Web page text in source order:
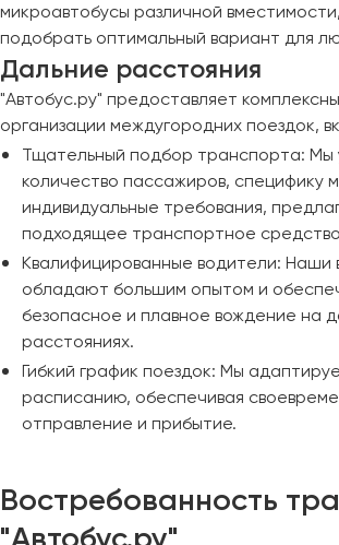
микроавтобусы различной
подобрать оптимальный вариант для
Дальние расстояния
"Автобус.ру" предоставляет
организации междугородних поездок,
Тщательный подбор транспорта: Мы
количество пассажиров, специфику
индивидуальные требования,
подходящее транспортное
Квалифицированные водители: Наши
обладают большим опытом и
безопасное и плавное вождение на
расстояниях.
Гибкий график поездок: Мы
расписанию, обеспечивая
отправление и прибытие.
Востребованность